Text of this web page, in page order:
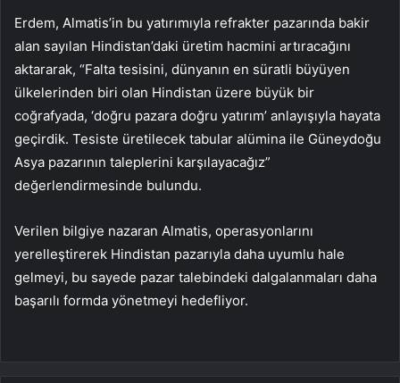
Erdem, Almatis’in bu yatırımıyla refrakter pazarında bakir
alan sayılan Hindistan’daki üretim hacmini artıracağını
aktararak, “Falta tesisini, dünyanın en süratli büyüyen
ülkelerinden biri olan Hindistan üzere büyük bir
coğrafyada, ‘doğru pazara doğru yatırım’ anlayışıyla hayata
geçirdik. Tesiste üretilecek tabular alümina ile Güneydoğu
Asya pazarının taleplerini karşılayacağız”
değerlendirmesinde bulundu.
Verilen bilgiye nazaran Almatis, operasyonlarını
yerelleştirerek Hindistan pazarıyla daha uyumlu hale
gelmeyi, bu sayede pazar talebindeki dalgalanmaları daha
başarılı formda yönetmeyi hedefliyor.